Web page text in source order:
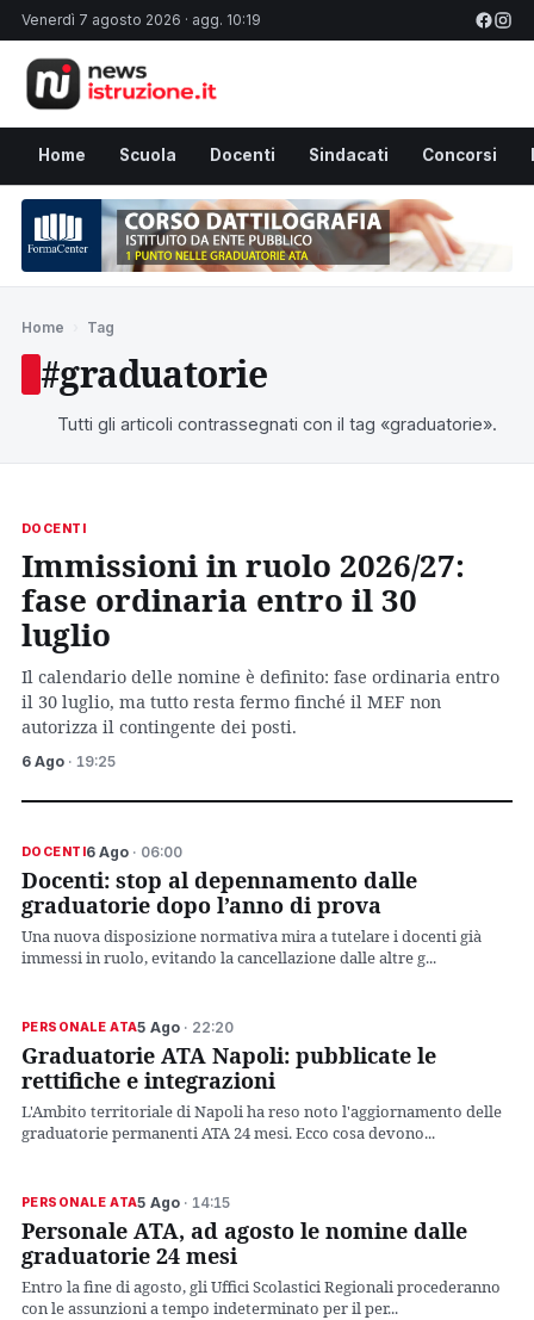
Venerdì 7 agosto 2026 · agg. 10:19
Home Scuola Docenti Sindacati Concorsi
Home Tag
#graduatorie
Tutti gli articoli contrassegnati con il tag «graduatorie».
DOCENTI
Immissioni in ruolo 2026/27:
fase ordinaria entro il 30
luglio
Il calendario delle nomine è definito: fase ordinaria entro
il 30 luglio, ma tutto resta fermo finché il MEF non
autorizza il contingente dei posti.
6 Ago · 19:25
DOCENTI6 Ago· 06:00
Docenti: stop al depennamento dalle
graduatorie dopo l’anno di prova
Una nuova disposizione normativa mira a tutelare i docenti già
immessi in ruolo, evitando la cancellazione dalle altre g...
PERSONALE ATA5 Ago · 22:20
Graduatorie ATA Napoli: pubblicate le
rettifiche e integrazioni
L'Ambito territoriale di Napoli ha reso noto l'aggiornamento delle
graduatorie permanenti ATA 24 mesi. Ecco cosa devono...
PERSONALE ATA5 Ago · 14:15
Personale ATA, ad agosto le nomine dalle
graduatorie 24 mesi
Entro la fine di agosto, gli Uffici Scolastici Regionali procederanno
con le assunzioni a tempo indeterminato per il per...